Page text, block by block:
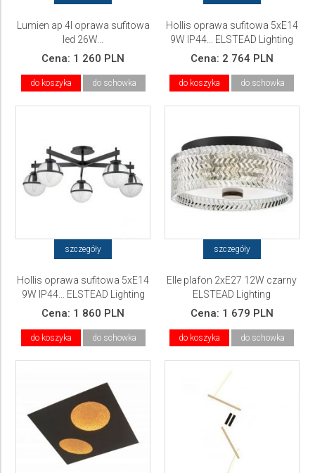
Lumien ap 4l oprawa sufitowa
led 26W...
Cena: 1 260 PLN
do koszyka do schowka
Hollis oprawa sufitowa 5xE14
9W IP44... ELSTEAD Lighting
Cena: 2 764 PLN
do koszyka do schowka
szczegóły
Hollis oprawa sufitowa 5xE14
9W IP44... ELSTEAD Lighting
Cena: 1 860 PLN
do koszyka do schowka
szczegóły
Elle plafon 2xE27 12W czarny
ELSTEAD Lighting
Cena: 1 679 PLN
do koszyka do schowka